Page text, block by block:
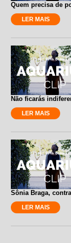
Quem precisa de
LER MAIS
Não ficarás
LER MAIS
Sônia Braga,
LER MAIS